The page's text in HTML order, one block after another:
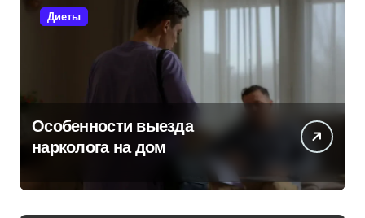
Диеты
Особенности выезда
нарколога на дом